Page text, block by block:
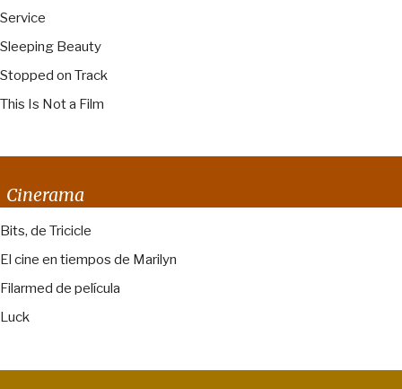
Service
Sleeping Beauty
Stopped on Track
This Is Not a Film
Cinerama
Bits, de Tricicle
El cine en tiempos de Marilyn
Filarmed de película
Luck